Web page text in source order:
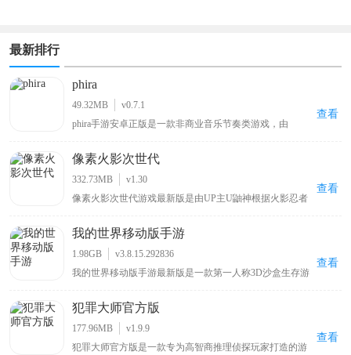
最新排行
phira
49.32MB
v0.7.1
phira手游安卓正版是一款非商业音乐节奏类游戏，由
自制音乐谱，包括网上知名度很高的零号车辆、喜之郎果
肉果冻、我要当太空人、初音未来的消失等原创歌曲关卡
都可以在这里找到，可以让玩家在玩游戏的同时也能听音
乐。
查看
像素火影次世代
332.73MB
v1.30
像素火影次世代游戏最新版是由UP主U鼬神根据火影忍者
佩恩、宇智波斑「秽土转生·解」等多位原作角色，每个角
色拥有独特的技能组合与秘卷系统，玩家可通过连招、位
移与特殊技实现高自由度操作。除单人剧情外，还包含对
战、忍界大战、无尽试炼、演练等玩法，满足休闲刷本与
查看
我的世界移动版手游
1.98GB
v3.8.15.292836
我的世界移动版手游最新版是一款第一人称3D沙盒生存游
物，放置方块，制作工具和武器来生存和生活，并挑战不
同的敌对生物。另外，我的世界移动版手游最新版中为了
让大家的可玩性不在单一，开放了生存模式和上帝模式两
种模式，这两种模式都有着自己的特色之处和不同的游戏
查看
犯罪大师官方版
177.96MB
v1.9.9
犯罪大师官方版是一款专为高智商推理侦探玩家打造的游
查看